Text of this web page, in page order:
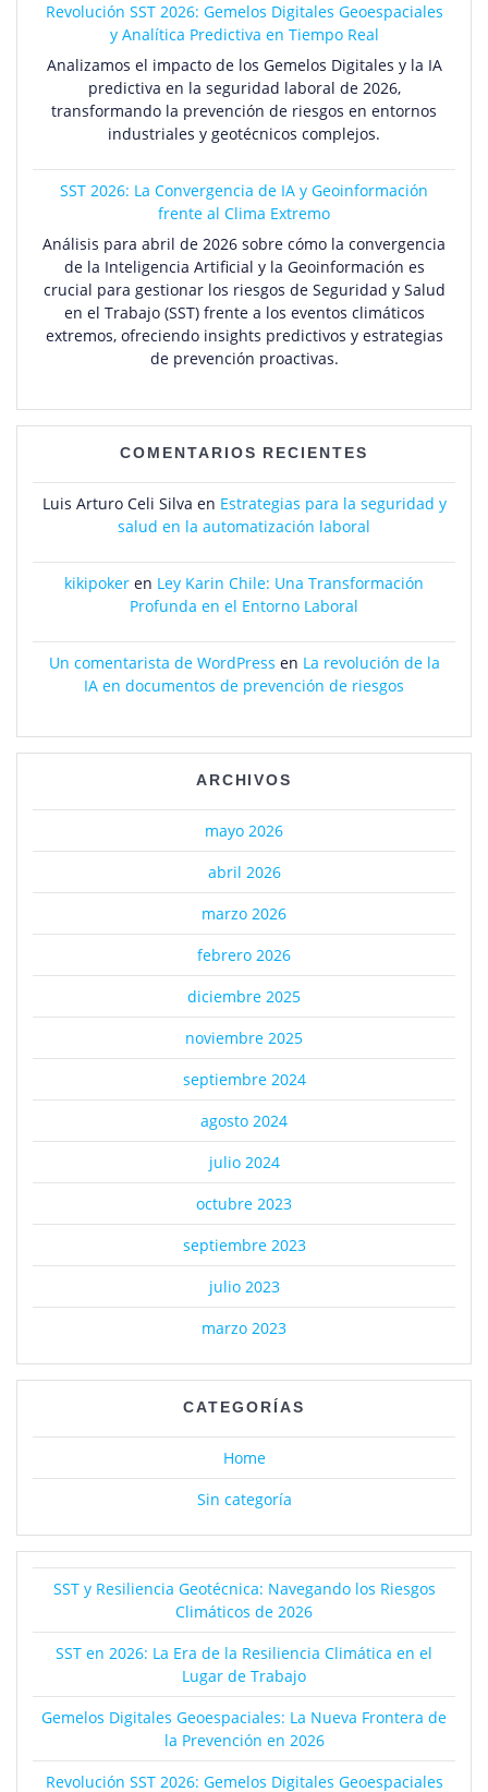
Revolución SST 2026: Gemelos Digitales Geoespaciales
y Analítica Predictiva en Tiempo Real
Analizamos el impacto de los Gemelos Digitales y la IA
predictiva en la seguridad laboral de 2026,
transformando la prevención de riesgos en entornos
industriales y geotécnicos complejos.
SST 2026: La Convergencia de IA y Geoinformación
frente al Clima Extremo
Análisis para abril de 2026 sobre cómo la convergencia
de la Inteligencia Artificial y la Geoinformación es
crucial para gestionar los riesgos de Seguridad y Salud
en el Trabajo (SST) frente a los eventos climáticos
extremos, ofreciendo insights predictivos y estrategias
de prevención proactivas.
COMENTARIOS RECIENTES
Luis Arturo Celi Silva en Estrategias para la seguridad y
salud en la automatización laboral
kikipoker en Ley Karin Chile: Una Transformación
Profunda en el Entorno Laboral
Un comentarista de WordPress en La revolución de la
IA en documentos de prevención de riesgos
ARCHIVOS
mayo 2026
abril 2026
marzo 2026
febrero 2026
diciembre 2025
noviembre 2025
septiembre 2024
agosto 2024
julio 2024
octubre 2023
septiembre 2023
julio 2023
marzo 2023
CATEGORÍAS
Home
Sin categoría
SST y Resiliencia Geotécnica: Navegando los Riesgos
Climáticos de 2026
SST en 2026: La Era de la Resiliencia Climática en el
Lugar de Trabajo
Gemelos Digitales Geoespaciales: La Nueva Frontera de
la Prevención en 2026
Revolución SST 2026: Gemelos Digitales Geoespaciales